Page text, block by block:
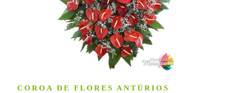
COROA DE FLORES ANTÚRIOS